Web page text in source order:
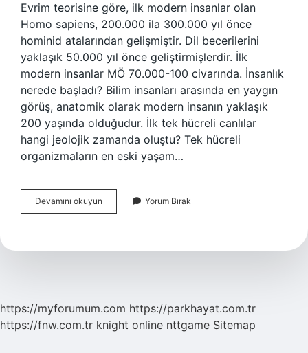
Evrim teorisine göre, ilk modern insanlar olan
Homo sapiens, 200.000 ila 300.000 yıl önce
hominid atalarından gelişmiştir. Dil becerilerini
yaklaşık 50.000 yıl önce geliştirmişlerdir. İlk
modern insanlar MÖ 70.000-100 civarında. İnsanlık
nerede başladı? Bilim insanları arasında en yaygın
görüş, anatomik olarak modern insanın yaklaşık
200 yaşında olduğudur. İlk tek hücreli canlılar
hangi jeolojik zamanda oluştu? Tek hücreli
organizmaların en eski yaşam…
Devamını okuyun
Ilk
Jeolojik
Yorum Bırak
https://myforumum.com https://parkhayat.com.tr
https://fnw.com.tr knight online nttgame Sitemap